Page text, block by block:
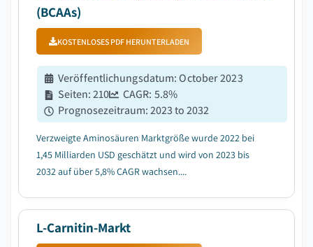
(BCAAs)
KOSTENLOSES PDF HERUNTERLADEN
Veröffentlichungsdatum:October 2023
Seiten:210 CAGR: 5.8%
Prognosezeitraum:2023 to 2032
Verzweigte Aminosäuren Marktgröße wurde 2022 bei
1,45 Milliarden USD geschätzt und wird von 2023 bis
2032 auf über 5,8% CAGR wachsen....
L-Carnitin-Markt